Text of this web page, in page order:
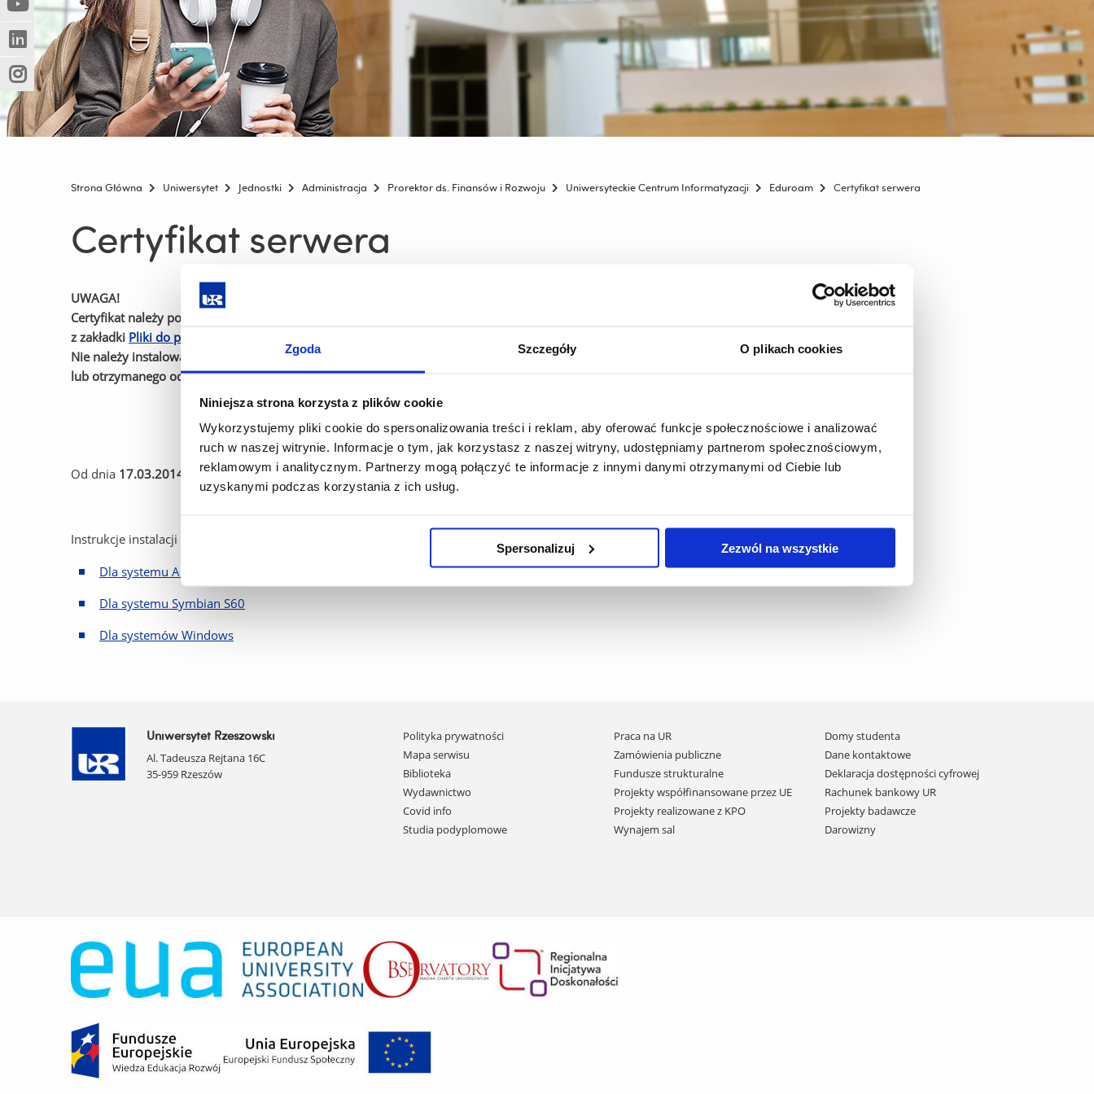
Zgoda Szczegóły O plikach cookies
Niniejsza strona korzysta z plików cookie
Wykorzystujemy pliki cookie do spersonalizowania treści i reklam, aby oferować funkcje społecznościowe i analizować
ruch w naszej witrynie. Informacje o tym, jak korzystasz z naszej witryny, udostępniamy partnerom społecznościowym,
reklamowym i analitycznym. Partnerzy mogą połączyć te informacje z innymi danymi otrzymanymi od Ciebie lub
uzyskanymi podczas korzystania z ich usług.
Spersonalizuj Zezwól na wszystkie
innej
strony)
(Nowe
okno)
(Link
do
innej
strony)
(Nowe
okno)
(Link
do
innej
strony)
(Nowe
okno)
(Link
do
innej
strony)
Strona Główna Uniwersytet Jednostki Administracja Prorektor ds. Finansów i Rozwoju Uniwersyteckie Centrum Informatyzacji Eduroam Certyfikat serwera
Certyfikat serwera
UWAGA!
Certyfikat należy pobierać bezpośrednio z niniejszej strony webowej
z zakładki Pliki do pobrania
Nie należy instalować certyfikatu pochodzącego z innych źródeł
lub otrzymanego od innych osób.
Od dnia 17.03.2014 r. obowiązuje nowy certyfikat serwera (CA -UR.cer), do pobrania z zakładki Pliki do pobrania.
Instrukcje instalacji certyfikatu:
Dla systemu Android 4.0.4
Dla systemu Symbian S60
Dla systemów Windows
Uniwersytet Rzeszowski
Al. Tadeusza Rejtana 16C
35-959 Rzeszów
Pomiń
nawigację
i
przejdź
do
treści
Polityka prywatności
Mapa serwisu
Biblioteka
Wydawnictwo
Covid info
Studia podyplomowe
Praca na UR
Zamówienia publiczne
Fundusze strukturalne
Projekty współfinansowane przez UE
Projekty realizowane z KPO
Wynajem sal
Domy studenta
Dane kontaktowe
Deklaracja dostępności cyfrowej
Rachunek bankowy UR
Projekty badawcze
Darowizny